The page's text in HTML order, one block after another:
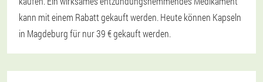
kann mit einem Rabatt gekauft werden. Heute können Kapseln
in Magdeburg für nur 39 € gekauft werden.